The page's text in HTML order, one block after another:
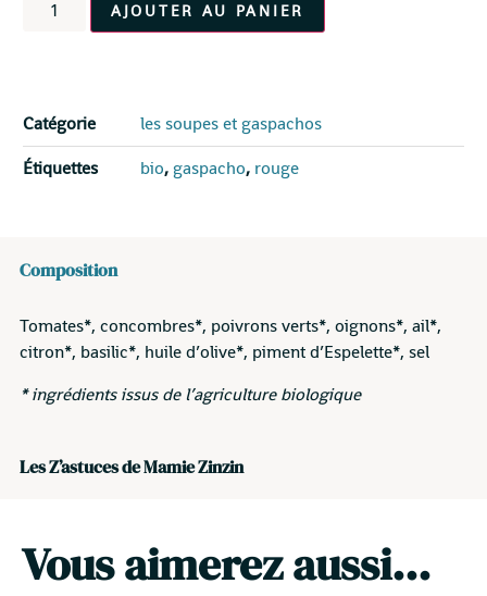
AJOUTER AU PANIER
Catégorie
les soupes et gaspachos
Étiquettes
bio,gaspacho, rouge
Composition
Tomates*, concombres*, poivrons verts*, oignons*, ail*,
citron*, basilic*, huile d’olive*, piment d’Espelette*, sel
* ingrédients issus de l’agriculture biologique
Les Z’astuces de Mamie Zinzin
Vous aimerez aussi...